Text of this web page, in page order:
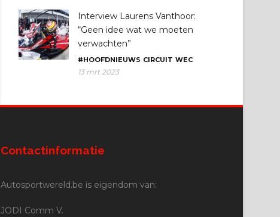
Interview Laurens Vanthoor:
“Geen idee wat we moeten
verwachten”
#HOOFDNIEUWS CIRCUIT WEC
13 mrt 2023
Contactinformatie
Autosportwereld.be is eigendom van:
JODI Comm V.